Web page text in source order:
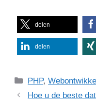
delen
delen
Categorieën
PHP,
Hoe u de beste